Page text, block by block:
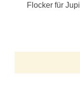
Flocker für